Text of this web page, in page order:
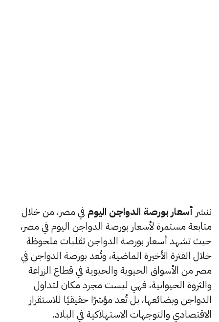
ننشر أسعار بورصة الدواجن اليوم في مصر، من خلال
متابعة مستمرة لأسعار بورصة الدواجن اليوم في مصر،
حيث تشهد أسعار بورصة الدواجن تقلبات ملحوظة
خلال الفترة الأخيرة الماضية، وتُعد بورصة الدواجن في
مصر من الأسواق الحيوية والحيوية في قطاع الزراعة
والثروة الحيوانية، فهي ليست مجرد مكان لتداول
الدواجن وبضائعها، بل تُعد مؤشرًا حقيقيًا للاستقرار
الاقتصادي والتوجهات الاستهلاكية في البلاد.